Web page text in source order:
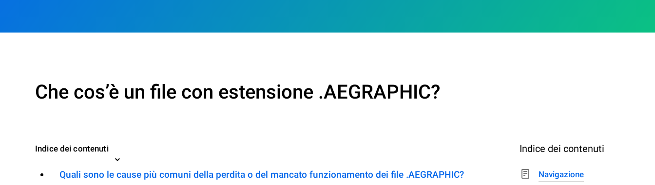
Che cos’è un file con estensione .AEGRAPHIC?
Indice dei contenuti
Quali sono le cause più comuni della perdita o del mancato funzionamento dei file .AEGRAPHIC?
Indice dei contenuti
Navigazione